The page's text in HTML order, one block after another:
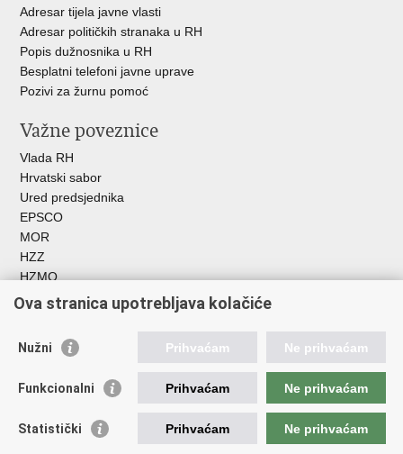
Adresar tijela javne vlasti
Adresar političkih stranaka u RH
Popis dužnosnika u RH
Besplatni telefoni javne uprave
Pozivi za žurnu pomoć
Važne poveznice
Vlada RH
Hrvatski sabor
Ured predsjednika
EPSCO
MOR
HZZ
HZMO
REGOS
Hrvatski zavod za socijalni rad
Akademija socijalne skrbi - ASOSK
Obiteljski centar
AORT
FEAD
Ova stranica upotrebljava kolačiće
Nužni Prihvaćam Ne prihvaćam
Funkcionalni Prihvaćam Ne prihvaćam
Statistički Prihvaćam Ne prihvaćam